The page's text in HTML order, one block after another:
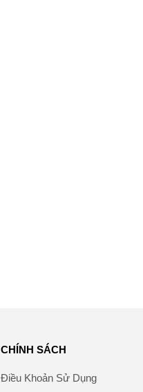
CHÍNH SÁCH
Điều Khoản Sử Dụng